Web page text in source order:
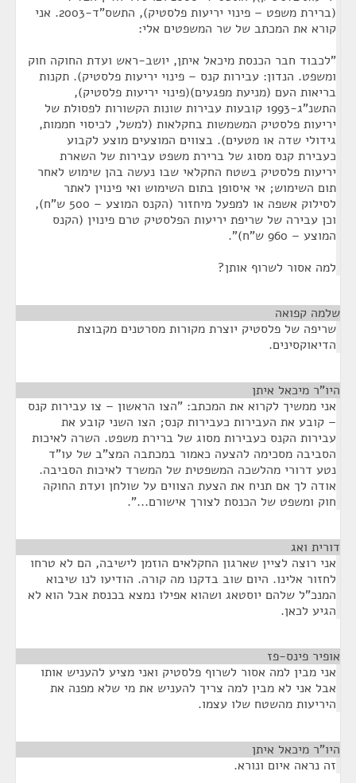
(ברירת משפט – פינוי יריעות פלסטיק), התשס"ד-2003. אני
קורא את המכתב של שר המשפטים אלי:
"לכבוד חבר הכנסת מיכאל איתן, יושב-ראש ועדת החוקה חוק
ומשפט. הנדון: עבירות קנס – פינוי יריעות פלסטיק). תקנות
בריאות העם (מניעת מפגעים)(פינוי יריעות פלסטיק),
התשנ"ג-1993 קובעות עבירות שונות הקשורות לפסולת של
יריעות פלסטיק המשמשות בחקלאות (למשל, לכיסוי חממות,
גידולי שדה או מטעים). בצווים המוצעים מוצע לקבוע
כעבירת קנס מסוג של ברירת משפט עבירות של השארת
יריעות פלסטיק בשטח החקלאי שבו נעשה בהן שימוש לאחר
תום השימוש; אי איסופן בתום השימוש ואי פינוין לאתר
לסילוק אשפה או למפעל מיחזור (הקנס המוצע – 500 ש"ח),
וכן עבירה של שריפת יריעות הפלסטיק טרם פינוין (הקנס
המוצע – 960 ש"ח)".
למה אסור לשרוף אותן?
שלמה קפואה
שריפה של פלסטיק יוצרת מקורות מסרטנים מקבוצת
הדיאוקסינים.
היו"ר מיכאל איתן
אני ממשיך לקרוא את המכתב: "הצו הראשון – צו עבירות קנס
– קובע את העבירות כעבירות קנס; הצו השני קובע את
עבירות הקנס כעבירות מסוג של ברירת משפט. השרה לאיכות
הסביבה מסכימה להצעה כאמור במכתבה המצ"ב של עו"ד
נטע דרורי מהלשכה המשפטית של המשרד לאיכות הסביבה.
אודה לך אם תניח את הצעת הצווים על שולחן ועדת החוקה
חוק ומשפט של הכנסת לצורך אישורם...".
דורית ואג
אני רוצה לציין שארגון החקלאים הוזמן לישיבה, הם לא טרחו
לחזור אלינו. היום שוב בדקנו מה קורה. הודיעו לנו שיבוא
המנכ"ל שלהם יוסטאג ושהוא אפילו נמצא בכנסת אבל הוא לא
הגיע לכאן.
אופיר פינס-פז
אני מבין למה אסור לשרוף פלסטיק ואני מציע להעניש אותו
אבל אני לא מבין למה צריך להעניש את מי שלא מפנה את
היריעות מהשטח שלו עצמו.
היו"ר מיכאל איתן
זה נראה איום ונורא.